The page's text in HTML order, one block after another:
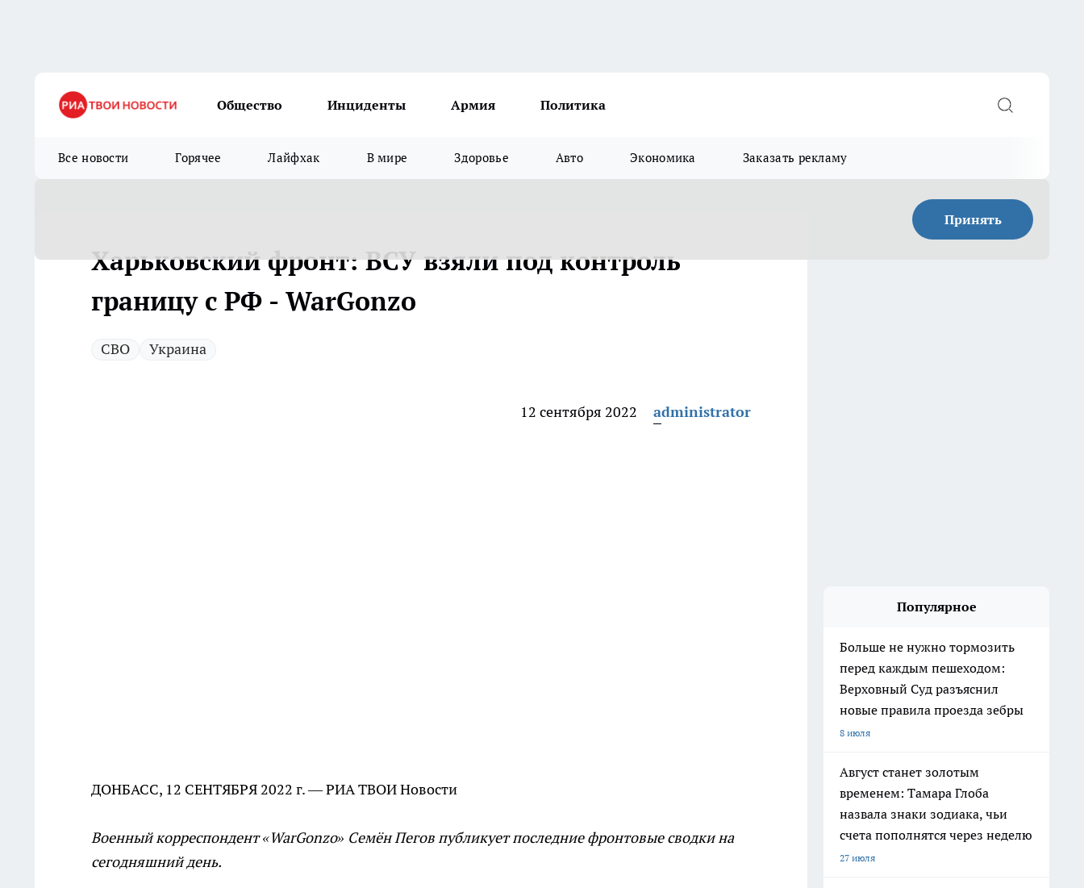
Общество Инциденты Армия Политика
Все новости Горячее Лайфхак В мире Здоровье Авто Экономика Заказать рекламу
Принять
Харьковский фронт: ВСУ взяли под контроль
границу с РФ - WarGonzo
СВО Украина
12 сентября 2022 administrator
ДОНБАСС, 12 СЕНТЯБРЯ 2022 г. — РИА ТВОИ Новости
Военный корреспондент «WarGonzo» Семён Пегов публикует последние фронтовые сводки на
сегодняшний день.
Популярное
Больше не нужно тормозить
перед каждым пешеходом:
Верховный Суд разъяснил
новые правила проезда зебры
8 июля
Август станет золотым
временем: Тамара Глоба
назвала знаки зодиака, чьи
счета пополнятся через неделю
27 июля